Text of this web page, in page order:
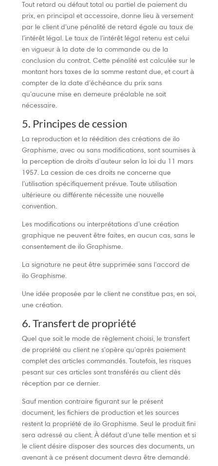
Tout retard ou défaut total ou partiel de paiement du
prix, en principal et accessoire, donne lieu à versement
par le client d’une pénalité de retard égale au taux de
l’intérêt légal. Le taux de l’intérêt légal retenu est celui
en vigueur à la date de la commande ou de la
conclusion du contrat. Cette pénalité est calculée sur le
montant hors taxes de la somme restant due, et court à
compter de la date d’échéance du prix sans
qu’aucune mise en demeure préalable ne soit
nécessaire.
5. Principes de cession
La reproduction et la réédition des créations de ilo
Graphisme, avec ou sans modifications, sont soumises à
la perception de droits d’auteur selon la loi du 11 mars
1957. La cession de ces droits ne concerne que
l’utilisation spécifiquement prévue. Toute utilisation
ultérieure ou différente nécessite une nouvelle
convention.
Les modifications ou interprétations d’une création
graphique ne peuvent être faites, en aucun cas, sans le
consentement de ilo Graphisme.
La signature ne peut être supprimée sans l’accord de
ilo Graphisme.
Une idée proposée par le client ne constitue pas, en soi,
une création.
6. Transfert de propriété
Quel que soit le mode de règlement choisi, le transfert
de propriété au client ne s’opère qu’après paiement
complet des articles commandés. Toutefois, les risques
pesant sur ces articles sont transférés au client dès
réception par ce dernier.
Sauf mention contraire figurant sur le présent
document, les fichiers de production et les sources
restent la propriété de ilo Graphisme. Seul le produit fini
sera adressé au client. À défaut d’une telle mention et si
le client désire disposer des sources des documents, un
avenant à ce présent document devra être demandé.